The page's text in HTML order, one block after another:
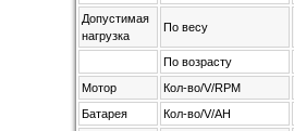
Допустимая
нагрузка
По весу
По возрасту
Мотор
Кол-во/V/RPM
Батарея
Кол-во/V/AH